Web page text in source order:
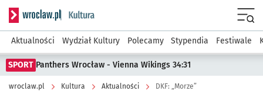
Serwis informacyjny wroclaw.pl podserwis: Kultura
Aktualności Wydział Kultury Polecamy Stypendia Festiwale
SPORT Panthers Wrocław - Vienna Wikings 34:31
wroclaw.pl Kultura Aktualności DKF: „Morze”